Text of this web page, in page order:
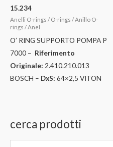
15.234
Anelli O-rings / O-rings / Anillo O-
rings / Anel
O’ RING SUPPORTO POMPA P
7000 – Riferimento
Originale: 2.410.210.013
BOSCH – DxS: 64×2,5 VITON
cerca prodotti